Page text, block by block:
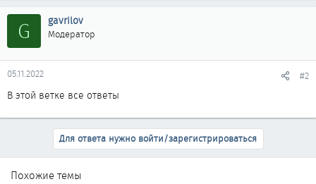
G gavrilov
Модератор
05.11.2022 #2
В этой ветке все ответы
Для ответа нужно войти/зарегистрироваться
Похожие темы